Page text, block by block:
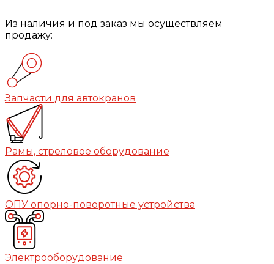
Из наличия и под заказ мы осуществляем
продажу:
Запчасти для автокранов
Рамы, стреловое оборудование
ОПУ опорно-поворотные устройства
Электрооборудование